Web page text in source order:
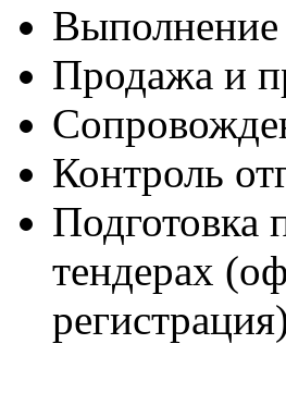
Продажа и
Контроль
Подготовка
тендерах